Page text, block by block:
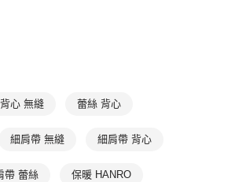
含以上)免運費
背心 無縫 蕾絲 背心
細肩帶 無縫 細肩帶 背心
帶 蕾絲 保暖 HANRO